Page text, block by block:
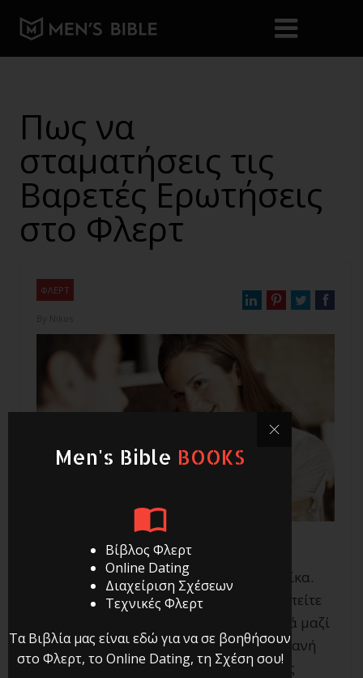
Πως να
σταματήσεις τις
Βαρετές Ερωτήσεις
στο Φλερτ
ΦΛΕΡΤ
Υπόθεσε για μια στιγμή, πως είσαι γυναίκα.
Έχεις βγει για ποτό με μια φίλη σου να πείτε
τα νέα σας και εκεί που συζητάς χαλαρά μαζί
της, πετάγεται ένας άνδρας από τη διπλανή
παρέα και αρχίζει να σας κάνει βαρετές
Men's Bible BOOKS
Βίβλος Φλερτ
Online Dating
Διαχείριση Σχέσεων
Τεχνικές Φλερτ
Τα Βιβλία μας είναι εδώ για να σε βοηθήσουν
στο Φλερτ, το Online Dating, τη Σχέση σου!